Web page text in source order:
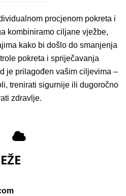
procjenom pokreta i
kombiniramo ciljane vježbe,
kako bi došlo do smanjenja
pokreta i spriječavanja
je prilagođen vašim ciljevima –
trenirati sigurnije ili dugoročno
zdravlje.